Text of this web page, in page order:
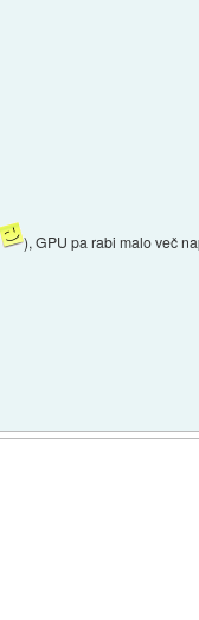
), GPU pa rabi malo več